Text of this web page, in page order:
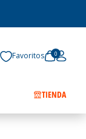
Favoritos 0
TIENDA